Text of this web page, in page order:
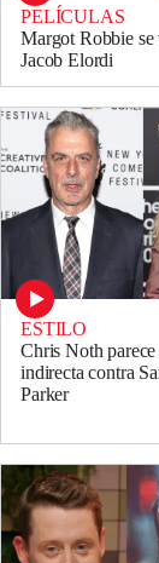
PELÍCULAS
Margot Robbie se
Jacob Elordi
ESTILO
Chris Noth
indirecta contra
Parker